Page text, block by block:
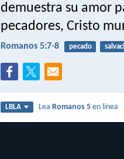
demuestra su amor
pecadores, Cristo
Romanos 5:7-8 pecado
LBLA LeaRomanos 5 en línea